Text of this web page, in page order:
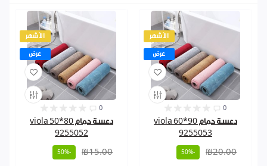
الأشهر
عرض
0
دعسة حمام 80*50 viola
9255052
₪15.00
-50%
الأشهر
عرض
0
دعسة حمام 90*60 viola
9255053
₪20.00
-50%